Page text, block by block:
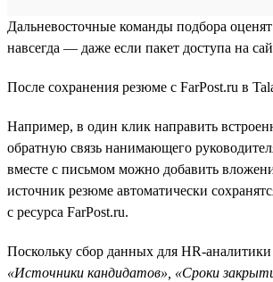
Дальневосточные команды подбора
навсегда — даже если пакет доступа на
После сохранения резюме с FarPost.ru в
Например, в один клик направить
обратную связь нанимающего
вместе с письмом можно добавить
источник резюме автоматически
с ресурса FarPost.ru.
Поскольку сбор данных для HR-
«Источники кандидатов», «Сроки